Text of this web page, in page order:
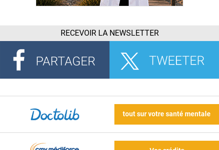
RECEVOIR LA NEWSLETTER
tout sur votre santé mentale